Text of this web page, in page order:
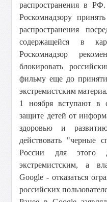
распространения в
Роскомнадзору
распространения
содержащейся в
Роскомнадзор
блокировать
фильму еще до
экстремистским
1 ноября вступают в
защите детей от
здоровью и
действовать "черные
России для этого
экстремистским, а
Google - отказаться
российских